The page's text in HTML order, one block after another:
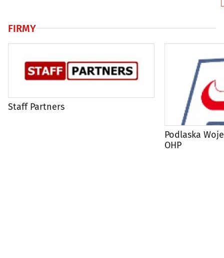
FIRMY
Staff Partners
Podlaska
OHP